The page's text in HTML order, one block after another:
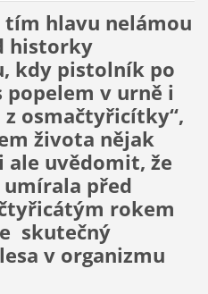
tím hlavu nelámou
historky
kdy pistolník po
popelem v urně i
osmačtyřicítky“,
života nějak
ale uvědomit, že
před
rokem
skutečný
v organizmu